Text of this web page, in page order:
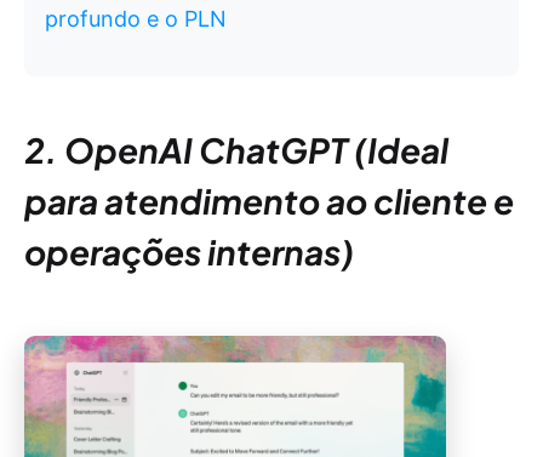
profundo e o PLN
2. OpenAI ChatGPT (Ideal
para atendimento ao cliente e
operações internas)